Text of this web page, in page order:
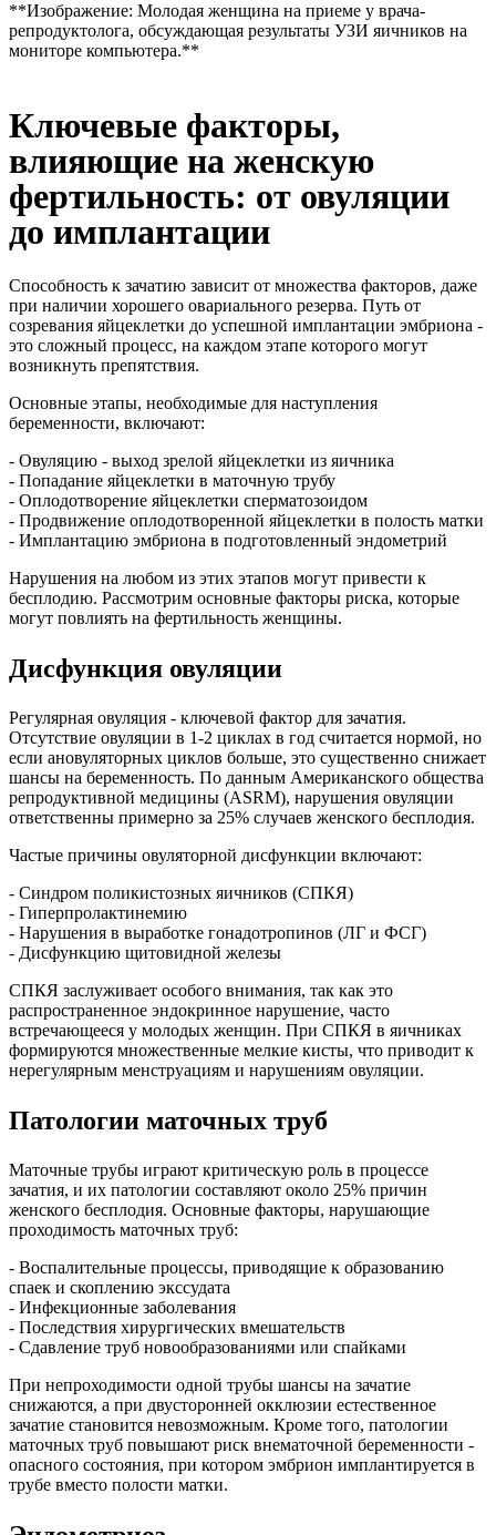
**Изображение: Молодая женщина на приеме у врача-
репродуктолога, обсуждающая результаты УЗИ яичников на
мониторе компьютера.**
Ключевые факторы,
влияющие на женскую
фертильность: от овуляции
до имплантации
Способность к зачатию зависит от множества факторов, даже
при наличии хорошего овариального резерва. Путь от
созревания яйцеклетки до успешной имплантации эмбриона -
это сложный процесс, на каждом этапе которого могут
возникнуть препятствия.
Основные этапы, необходимые для наступления
беременности, включают:
- Овуляцию - выход зрелой яйцеклетки из яичника
- Попадание яйцеклетки в маточную трубу
- Оплодотворение яйцеклетки сперматозоидом
- Продвижение оплодотворенной яйцеклетки в полость матки
- Имплантацию эмбриона в подготовленный эндометрий
Нарушения на любом из этих этапов могут привести к
бесплодию. Рассмотрим основные факторы риска, которые
могут повлиять на фертильность женщины.
Дисфункция овуляции
Регулярная овуляция - ключевой фактор для зачатия.
Отсутствие овуляции в 1-2 циклах в год считается нормой, но
если ановуляторных циклов больше, это существенно снижает
шансы на беременность. По данным Американского общества
репродуктивной медицины (ASRM), нарушения овуляции
ответственны примерно за 25% случаев женского бесплодия.
Частые причины овуляторной дисфункции включают:
- Синдром поликистозных яичников (СПКЯ)
- Гиперпролактинемию
- Нарушения в выработке гонадотропинов (ЛГ и ФСГ)
- Дисфункцию щитовидной железы
СПКЯ заслуживает особого внимания, так как это
распространенное эндокринное нарушение, часто
встречающееся у молодых женщин. При СПКЯ в яичниках
формируются множественные мелкие кисты, что приводит к
нерегулярным менструациям и нарушениям овуляции.
Патологии маточных труб
Маточные трубы играют критическую роль в процессе
зачатия, и их патологии составляют около 25% причин
женского бесплодия. Основные факторы, нарушающие
проходимость маточных труб:
- Воспалительные процессы, приводящие к образованию
спаек и скоплению экссудата
- Инфекционные заболевания
- Последствия хирургических вмешательств
- Сдавление труб новообразованиями или спайками
При непроходимости одной трубы шансы на зачатие
снижаются, а при двусторонней окклюзии естественное
зачатие становится невозможным. Кроме того, патологии
маточных труб повышают риск внематочной беременности -
опасного состояния, при котором эмбрион имплантируется в
трубе вместо полости матки.